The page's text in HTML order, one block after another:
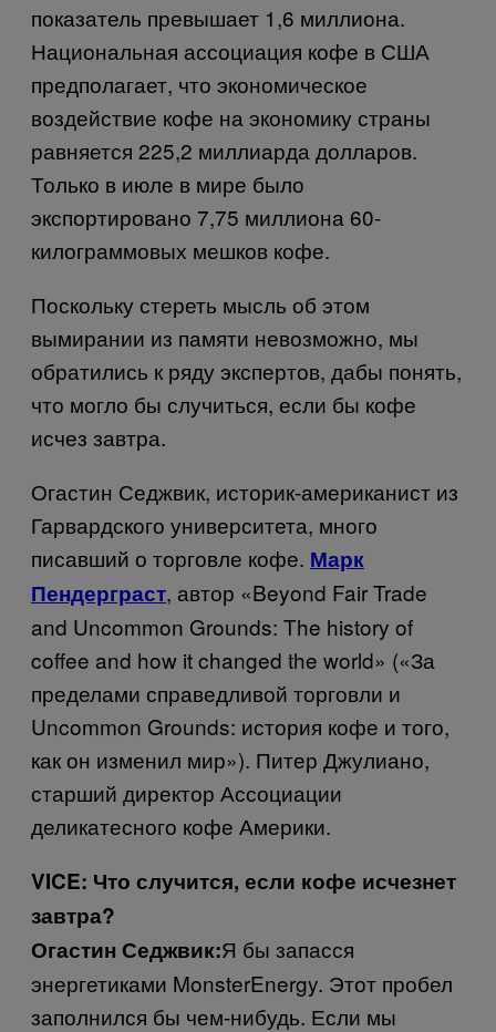
показатель превышает 1,6 миллиона.
Национальная ассоциация кофе в США
предполагает, что экономическое
воздействие кофе на экономику страны
равняется 225,2 миллиарда долларов.
Только в июле в мире было
экспортировано 7,75 миллиона 60-
килограммовых мешков кофе.
Поскольку стереть мысль об этом
вымирании из памяти невозможно, мы
обратились к ряду экспертов, дабы понять,
что могло бы случиться, если бы кофе
исчез завтра.
Огастин Седжвик, историк-американист из
Гарвардского университета, много
писавший о торговле кофе. Марк
Пендерграст, автор «Beyond Fair Trade
and Uncommon Grounds: The history of
coffee and how it changed the world» («За
пределами справедливой торговли и
Uncommon Grounds: история кофе и того,
как он изменил мир»). Питер Джулиано,
старший директор Ассоциации
деликатесного кофе Америки.
VICE: Что случится, если кофе исчезнет
завтра?
Огастин Седжвик:Я бы запасся
энергетиками MonsterEnergy. Этот пробел
заполнился бы чем-нибудь. Если мы